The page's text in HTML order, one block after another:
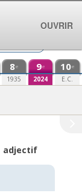
8e
1935
9e
2024
10e
E.C.
adjectif
OUVRIR